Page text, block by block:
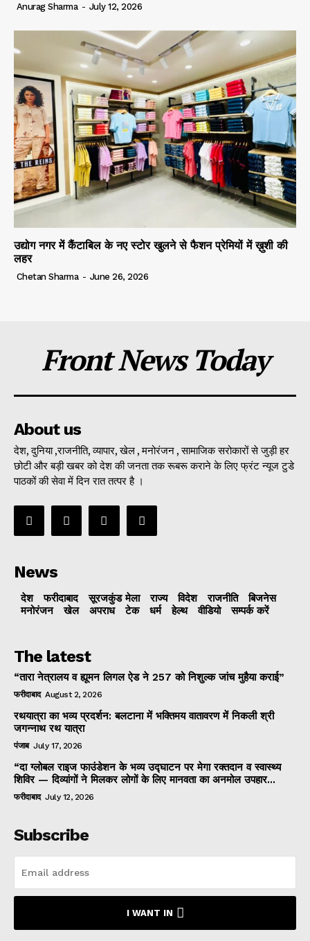
Anurag Sharma - July 12, 2026
उद्योग नगर में कैंटाबिल के नए स्टोर खुलने से फैशन प्रेमियों में ख़ुशी की
लहर
Chetan Sharma - June 26, 2026
Front News Today
About us
देश, दुनिया ,राजनीति, व्यापार, खेल , मनोरंजन , सामाजिक सरोकारों से जुड़ी हर
छोटी और बड़ी खबर को देश की जनता तक रूबरू कराने के लिए फ्रंट न्यूज टुडे
पाठकों की सेवा में दिन रात तत्पर है ।
News
देश फरीदाबाद सूरजकुंड मेला राज्‍य विदेश राजनीति
बिजनेस
मनोरंजन
खेल अपराध टेक धर्म हेल्थ वीडियो सम्पर्क करें
The latest
“तारा नेत्रालय व ह्यूमन लिगल ऐड ने 257 को निशुल्क जांच मुहैया कराई”
फरीदाबाद August 2, 2026
रथयात्रा का भव्य प्रदर्शन: बलटाना में भक्तिमय वातावरण में निकली श्री
जगन्नाथ रथ यात्रा
पंजाब July 17, 2026
“दा ग्लोबल राइज फाउंडेशन के भव्य उद्घाटन पर मेगा रक्तदान व स्वास्थ्य
शिविर — दिव्यांगों ने मिलकर लोगों के लिए मानवता का अनमोल उपहार...
फरीदाबाद July 12, 2026
Subscribe
I WANT IN